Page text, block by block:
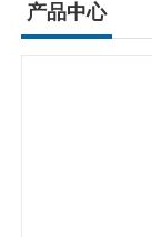
产品中心